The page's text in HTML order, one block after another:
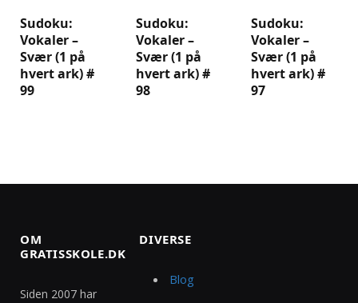
Sudoku:
Vokaler –
Svær (1 på
hvert ark) #
99
Sudoku:
Vokaler –
Svær (1 på
hvert ark) #
98
Sudoku:
Vokaler –
Svær (1 på
hvert ark) #
97
OM
GRATISSKOLE.DK
Siden 2007 har
DIVERSE
Blog